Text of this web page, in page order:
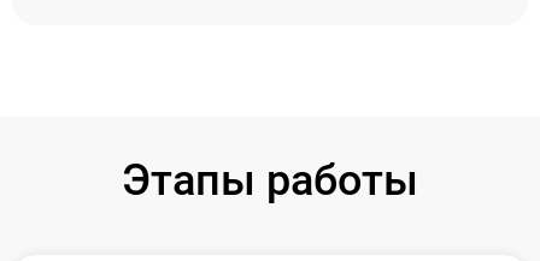
Этапы работы